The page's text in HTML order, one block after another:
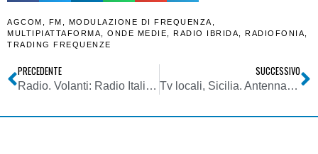
AGCOM FM MODULAZIONE DI FREQUENZA
MULTIPIATTAFORMA
ONDE MEDIE RADIO IBRIDA RADIOFONIA
TRADING FREQUENZE
PRECEDENTE
Radio. Volanti: Radio Italia prima ad aver creduto nella tv. Futuro sarà IP, ma radio prospererà. Aggregatori grande opportunità
SUCCESSIVO
Tv locali, Sicilia. Antenna Sicilia: una lenta e difficile ripresa. Anche grazie a Telenorba la luce si vede fuori dal tunnel